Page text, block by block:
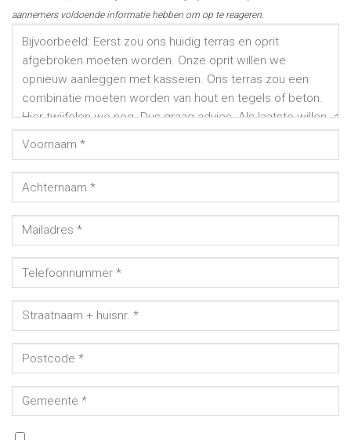
aannemers voldoende informatie hebben om op te reageren.